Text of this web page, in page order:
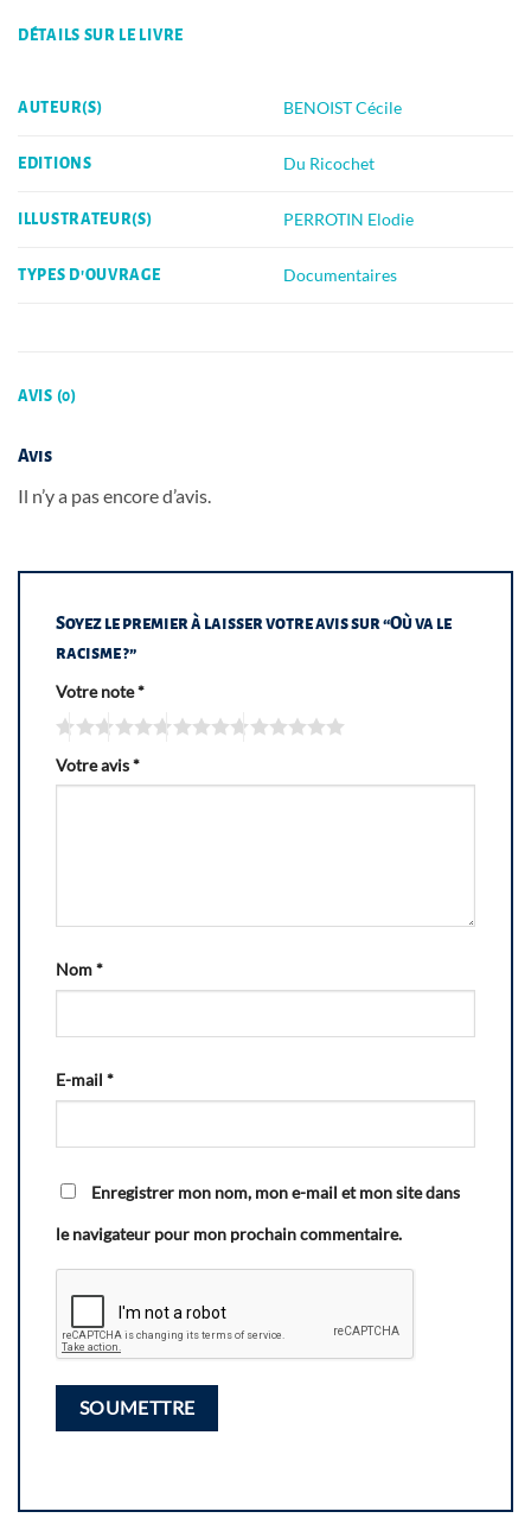
DÉTAILS SUR LE LIVRE
AUTEUR(S) BENOIST Cécile
EDITIONS Du Ricochet
ILLUSTRATEUR(S) PERROTIN Elodie
TYPES D'OUVRAGE Documentaires
AVIS (0)
Avis
Il n’y a pas encore d’avis.
Soyez le premier à laisser votre avis sur “Où va le
racisme ?”
Votre note*
Votre avis*
Nom*
E-mail *
Enregistrer mon nom, mon e-mail et mon site dans
le navigateur pour mon prochain commentaire.